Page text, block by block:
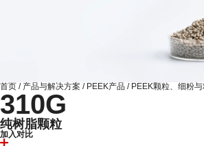
首页 / 产品与解决方案 / PEEK产品 / PEEK颗粒、细粉
310G
纯树脂颗粒
加入对比